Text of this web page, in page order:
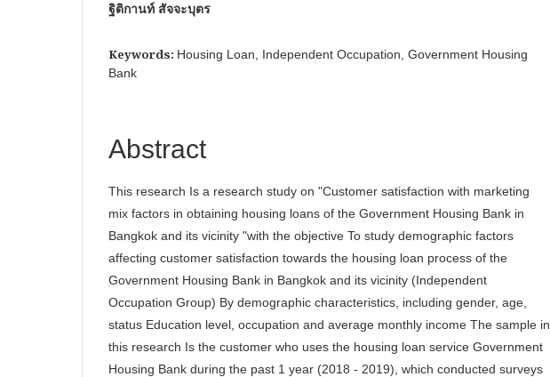
ฐิติกานท์ สัจจะบุตร
Keywords: Housing Loan, Independent Occupation, Government Housing
Bank
Abstract
This research Is a research study on "Customer satisfaction with marketing
mix factors in obtaining housing loans of the Government Housing Bank in
Bangkok and its vicinity "with the objective To study demographic factors
affecting customer satisfaction towards the housing loan process of the
Government Housing Bank in Bangkok and its vicinity (Independent
Occupation Group) By demographic characteristics, including gender, age,
status Education level, occupation and average monthly income The sample in
this research Is the customer who uses the housing loan service Government
Housing Bank during the past 1 year (2018 - 2019), which conducted surveys